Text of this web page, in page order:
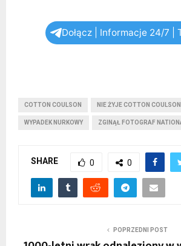
Dołącz | Informacje 24/7 |
COTTON COULSON NIE ŻYJE COTTON COULSON
WYPADEK NURKOWY ZGINĄŁ FOTOGRAF
SHARE 0 0
POPRZEDNI POST